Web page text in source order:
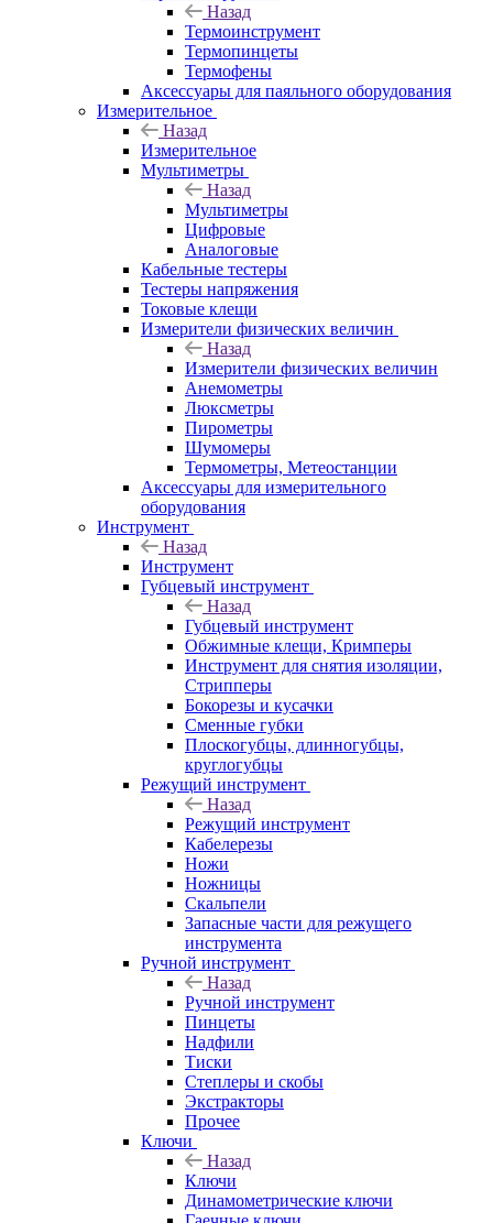
Назад
Термоинструмент
Термопинцеты
Термофены
Аксессуары для паяльного оборудования
Измерительное
Назад
Измерительное
Мультиметры
Назад
Мультиметры
Цифровые
Аналоговые
Кабельные тестеры
Тестеры напряжения
Токовые клещи
Измерители физических величин
Назад
Измерители физических величин
Анемометры
Люксметры
Пирометры
Шумомеры
Термометры, Метеостанции
Аксессуары для измерительного
оборудования
Инструмент
Назад
Инструмент
Губцевый инструмент
Назад
Губцевый инструмент
Обжимные клещи, Кримперы
Инструмент для снятия изоляции,
Стрипперы
Бокорезы и кусачки
Сменные губки
Плоскогубцы, длинногубцы,
круглогубцы
Режущий инструмент
Назад
Режущий инструмент
Кабелерезы
Ножи
Ножницы
Скальпели
Запасные части для режущего
инструмента
Ручной инструмент
Назад
Ручной инструмент
Пинцеты
Надфили
Тиски
Степлеры и скобы
Экстракторы
Прочее
Ключи
Назад
Ключи
Динамометрические ключи